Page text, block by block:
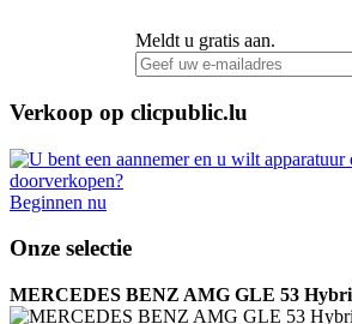
Meldt u gratis aan.
Verkoop op clicpublic.lu
Beginnen nu
Onze selectie
MERCEDES BENZ AMG GLE 53